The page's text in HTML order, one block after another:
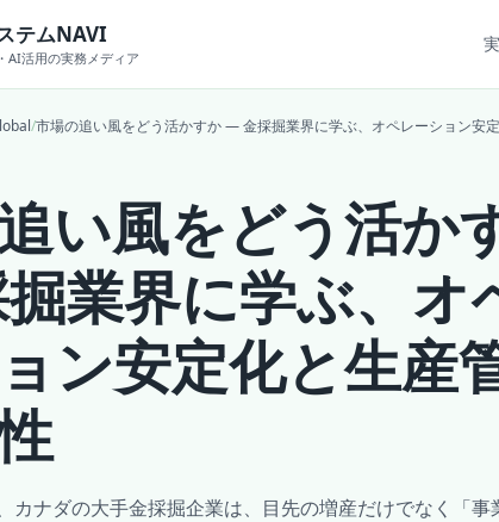
テムNAVI
AI活用の実務メディア
/市場の追い風をどう活かすか ― 金採掘業界に学ぶ、オペレーション安
い風をどう活か
業界に学ぶ、オ
ン安定化と生産
カナダの大手金採掘企業は、目先の増産だけでなく「事